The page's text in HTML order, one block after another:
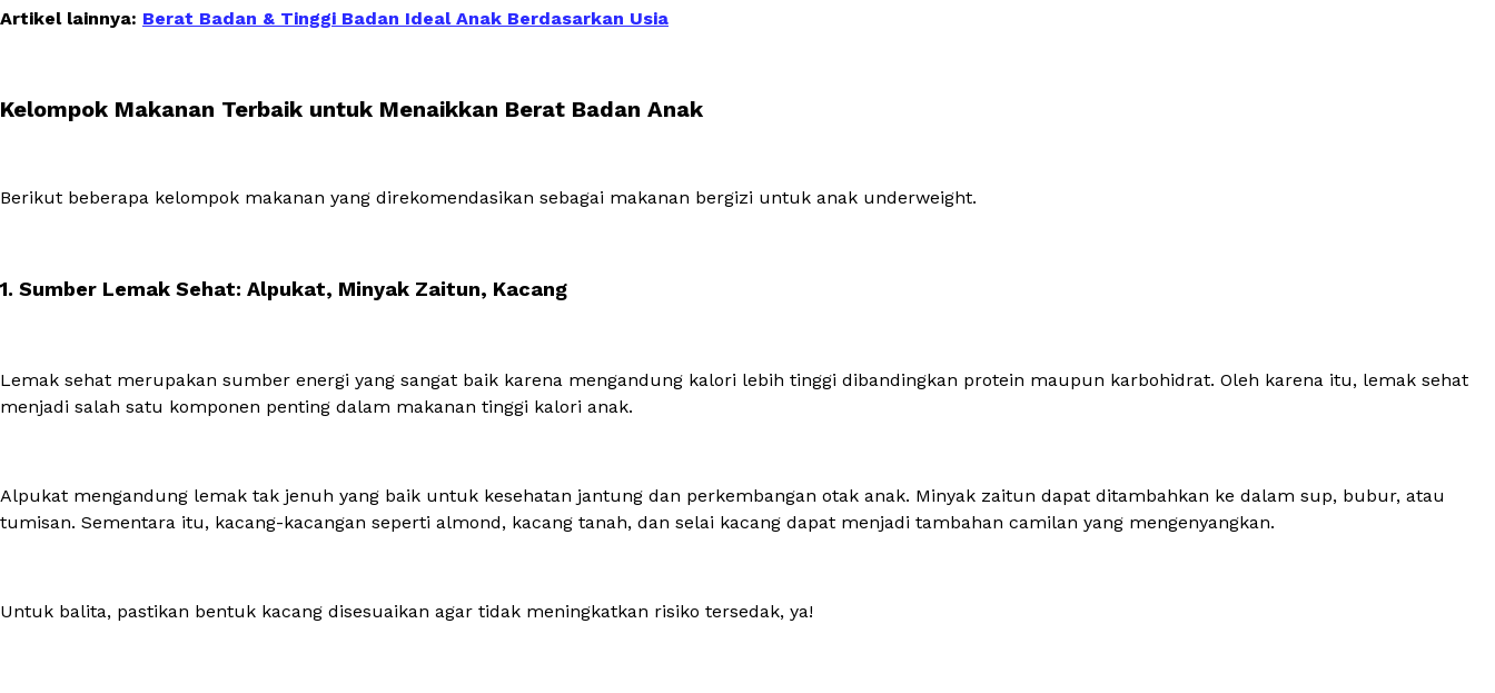
Artikel lainnya: Berat Badan & Tinggi Badan Ideal Anak Berdasarkan Usia
Kelompok Makanan Terbaik untuk Menaikkan Berat Badan Anak
Berikut beberapa kelompok makanan yang direkomendasikan sebagai makanan bergizi untuk anak underweight.
1. Sumber Lemak Sehat: Alpukat, Minyak Zaitun, Kacang
Lemak sehat merupakan sumber energi yang sangat baik karena mengandung kalori lebih tinggi dibandingkan protein maupun karbohidrat. Oleh karena itu, lemak sehat
menjadi salah satu komponen penting dalam makanan tinggi kalori anak.
Alpukat mengandung lemak tak jenuh yang baik untuk kesehatan jantung dan perkembangan otak anak. Minyak zaitun dapat ditambahkan ke dalam sup, bubur, atau
tumisan. Sementara itu, kacang-kacangan seperti almond, kacang tanah, dan selai kacang dapat menjadi tambahan camilan yang mengenyangkan.
Untuk balita, pastikan bentuk kacang disesuaikan agar tidak meningkatkan risiko tersedak, ya!